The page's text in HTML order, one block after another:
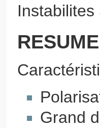
Instabilites
RESUME
Grand